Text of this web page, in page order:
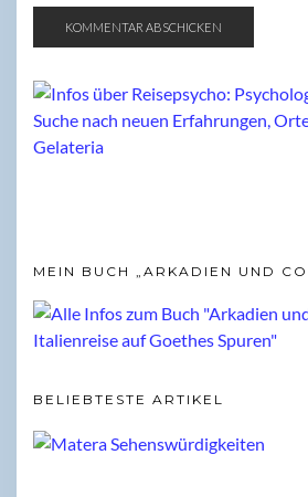
MEIN BUCH „ARKADIEN UND
BELIEBTESTE ARTIKEL